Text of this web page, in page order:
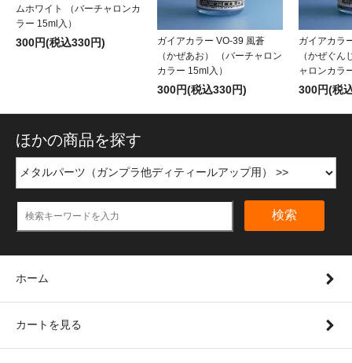
ムホワイト （バーチャロンカ
ラー 15ml入）
300円(税込330円)
ガイアカラー VO-39 風蒼
（かぜあお） （バーチャロン
カラー 15ml入）
300円(税込330円)
ガイアカラ
（かぜぐん
ャロンカラ
300円(税
ほかの商品を探す
検索
ホーム
カートを見る